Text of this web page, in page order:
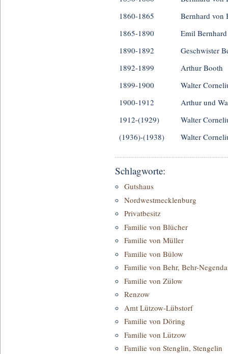
1860-1865
Bernhard von
1865-1890
Emil
1890-1892
Geschwister
1892-1899
Arthur Booth
1899-1900
Walter
1900-1912
Arthur und
1912-(1929)
Walter
(1936)-(1938)
Walter
Schlagworte:
Gutshaus
Nordwestmecklenburg
Privatbesitz
Familie von Blücher
Familie von Müller
Familie von Bülow
Familie von Behr, Behr-
Familie von Zülow
Renzow
Amt Lützow-Lübstorf
Familie von Döring
Familie von Lützow
Familie von Stenglin, Stengelin